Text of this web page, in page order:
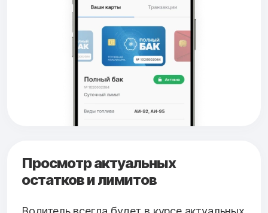
Просмотр актуальных
остатков и лимитов